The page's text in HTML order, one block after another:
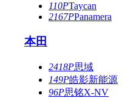
110PTaycan
2167PPanamera
本田
2418P思域
149P皓影新能源
96P思铭X-NV